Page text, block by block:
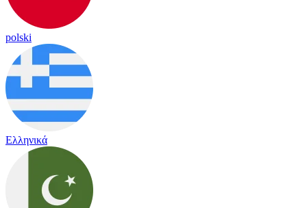
polski
Ελληνικά